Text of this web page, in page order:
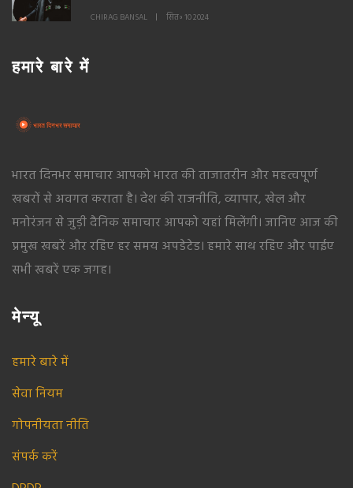
CHIRAG BANSAL सित॰ 10 2024
हमारे बारे में
भारत दिनभर समाचार आपको भारत की ताजातरीन और महत्वपूर्ण
खबरों से अवगत कराता है। देश की राजनीति, व्यापार, खेल और
मनोरंजन से जुड़ी दैनिक समाचार आपको यहां मिलेंगी। जानिए आज की
प्रमुख खबरें और रहिए हर समय अपडेटेड। हमारे साथ रहिए और पाईए
सभी खबरें एक जगह।
मेन्यू
हमारे बारे में
सेवा नियम
गोपनीयता नीति
संपर्क करें